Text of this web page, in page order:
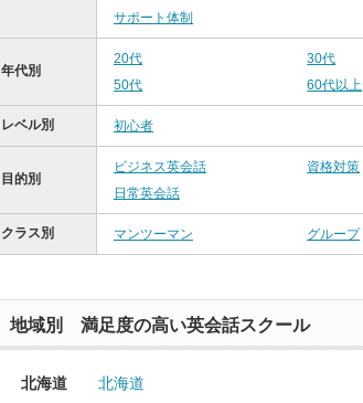
サポート体制
年代別
20代 30代
50代
60代以上
レベル別 初心者
目的別
ビジネス英会話 資格対策
日常英会話
クラス別 マンツーマン グループ
地域別 満足度の高い英会話スクール
北海道
北海道